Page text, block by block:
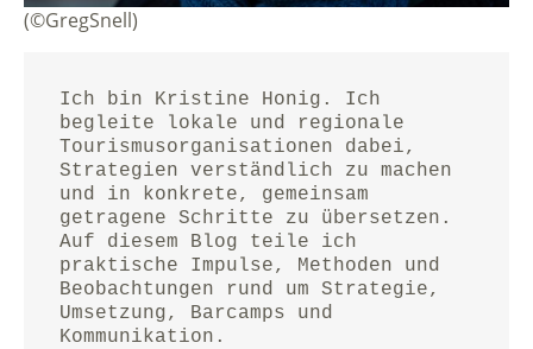
(©GregSnell)
Ich bin Kristine Honig. Ich
begleite lokale und regionale
Tourismusorganisationen dabei,
Strategien verständlich zu machen
und in konkrete, gemeinsam
getragene Schritte zu übersetzen.
Auf diesem Blog teile ich
praktische Impulse, Methoden und
Beobachtungen rund um Strategie,
Umsetzung, Barcamps und
Kommunikation.